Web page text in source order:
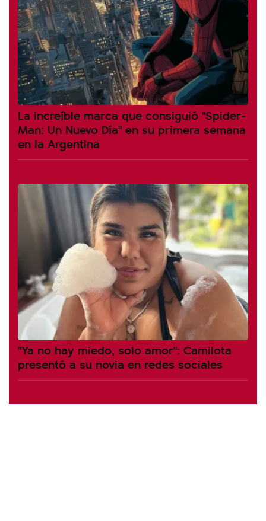
La increíble marca que consiguió "Spider-
Man: Un Nuevo Día" en su primera semana
en la Argentina
"Ya no hay miedo, solo amor": Camilota
presentó a su novia en redes sociales